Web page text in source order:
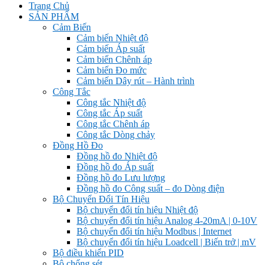
Trang Chủ
SẢN PHẨM
Cảm Biến
Cảm biến Nhiệt độ
Cảm biến Áp suất
Cảm biến Chênh áp
Cảm biến Đo mức
Cảm biến Dây rút – Hành trình
Công Tắc
Công tắc Nhiệt độ
Công tắc Áp suất
Công tắc Chênh áp
Công tắc Dòng chảy
Đồng Hồ Đo
Đồng hồ đo Nhiệt độ
Đồng hồ đo Áp suất
Đồng hồ đo Lưu lượng
Đồng hồ đo Công suất – đo Dòng điện
Bộ Chuyển Đổi Tín Hiệu
Bộ chuyển đổi tín hiệu Nhiệt độ
Bộ chuyển đổi tín hiệu Analog 4-20mA | 0-10V
Bộ chuyển đổi tín hiệu Modbus | Internet
Bộ chuyển đổi tín hiệu Loadcell | Biến trở | mV
Bộ điều khiển PID